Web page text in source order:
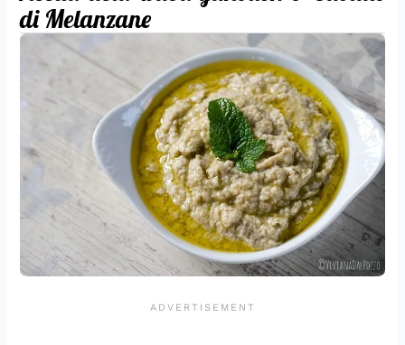
di Melanzane